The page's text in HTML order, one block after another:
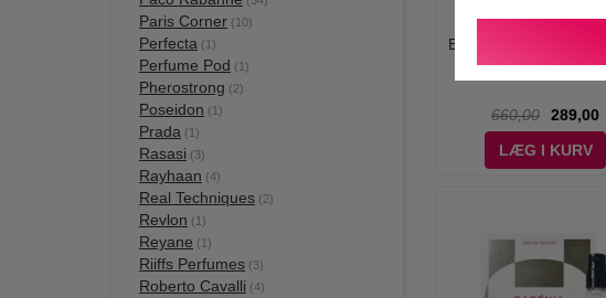
Paris Corner (10)
Perfecta (1)
Perfume Pod (1)
Pherostrong (2)
Poseidon (1)
Prada (1)
Rasasi (3)
Rayhaan (4)
Real Techniques (2)
Revlon (1)
Reyane (1)
Riiffs Perfumes (3)
Roberto Cavalli (4)
Boucheron - Quatre
50 ml - Edp
660,00
289,00
LÆG I KURV